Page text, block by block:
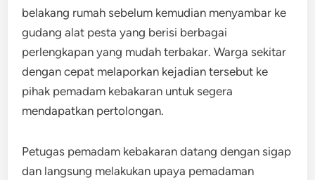
belakang rumah sebelum kemudian menyambar ke
gudang alat pesta yang berisi berbagai
perlengkapan yang mudah terbakar. Warga sekitar
dengan cepat melaporkan kejadian tersebut ke
pihak pemadam kebakaran untuk segera
mendapatkan pertolongan.
Petugas pemadam kebakaran datang dengan sigap
dan langsung melakukan upaya pemadaman